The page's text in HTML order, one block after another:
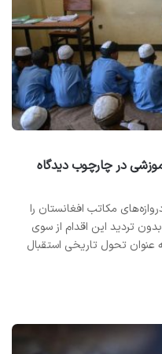
در چارچوب دیدگاه
مکاتب افغانستان را
تردید این اقدام از سوی
عنوان تحول تاریخی استقبال